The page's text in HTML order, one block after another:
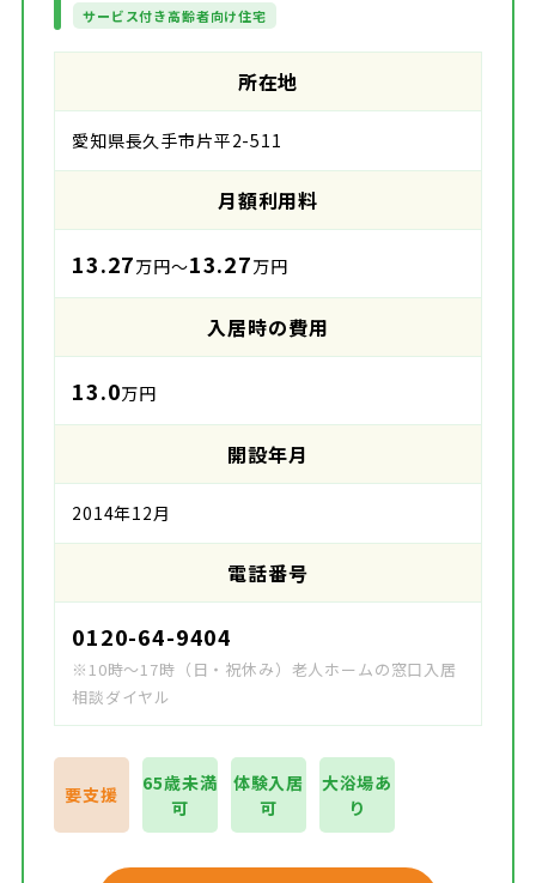
サービス付き高齢者向け住宅
所在地
愛知県長久手市片平2-511
月額利用料
13.27万円～13.27万円
入居時の費用
13.0万円
開設年月
2014年12月
電話番号
0120-64-9404
※10時～17時（日・祝休み）老人ホームの窓口入居
相談ダイヤル
要支援
65歳未満
可
体験入居
可
大浴場あ
り